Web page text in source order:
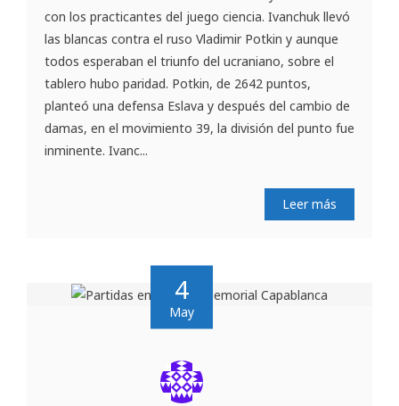
con los practicantes del juego ciencia. Ivanchuk llevó
las blancas contra el ruso Vladimir Potkin y aunque
todos esperaban el triunfo del ucraniano, sobre el
tablero hubo paridad. Potkin, de 2642 puntos,
planteó una defensa Eslava y después del cambio de
damas, en el movimiento 39, la división del punto fue
inminente. Ivanc...
Leer más
4
May